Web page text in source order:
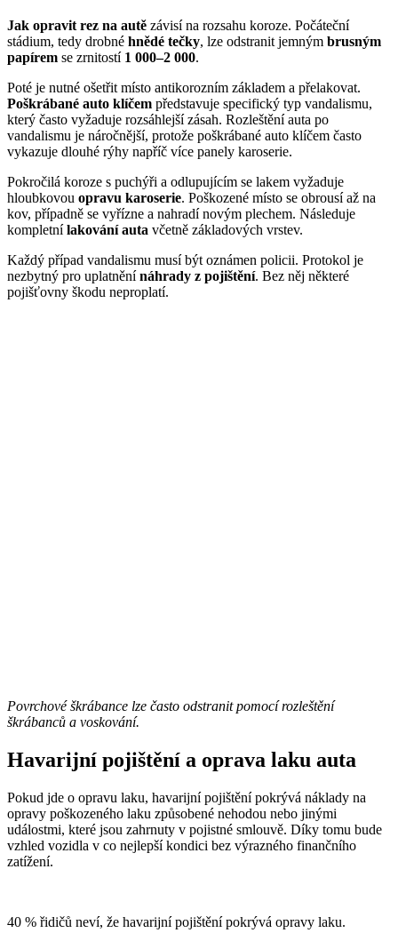
Jak opravit rez na autě závisí na rozsahu koroze. Počáteční
stádium, tedy drobné hnědé tečky, lze odstranit jemným brusným
papírem se zrnitostí 1 000–2 000.
Poté je nutné ošetřit místo antikorozním základem a přelakovat.
Poškrábané auto klíčem představuje specifický typ vandalismu,
který často vyžaduje rozsáhlejší zásah. Rozleštění auta po
vandalismu je náročnější, protože poškrábané auto klíčem často
vykazuje dlouhé rýhy napříč více panely karoserie.
Pokročilá koroze s puchýři a odlupujícím se lakem vyžaduje
hloubkovou opravu karoserie. Poškozené místo se obrousí až na
kov, případně se vyřízne a nahradí novým plechem. Následuje
kompletnílakování auta včetně základových vrstev.
Každý případ vandalismu musí být oznámen policii. Protokol je
nezbytný pro uplatněnínáhrady z pojištění. Bez něj některé
pojišťovny škodu neproplatí.
Povrchové škrábance lze často odstranit pomocí rozleštění
škrábanců a voskování.
Havarijní pojištění a oprava laku auta
Pokud jde o opravu laku, havarijní pojištění pokrývá náklady na
opravy poškozeného laku způsobené nehodou nebo jinými
událostmi, které jsou zahrnuty v pojistné smlouvě. Díky tomu bude
vzhled vozidla v co nejlepší kondici bez výrazného finančního
zatížení.
40 % řidičů neví, že havarijní pojištění pokrývá opravy laku.